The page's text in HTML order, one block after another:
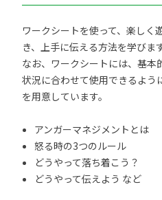
ワークシートを使って、楽しく
き、上手に伝える方法を学びます
なお、ワークシートには、基
状況に合わせて使用できるよう
を用意しています。
アンガーマネジメントとは
怒る時の3つのルール
どうやって落ち着こう？
どうやって伝えよう など